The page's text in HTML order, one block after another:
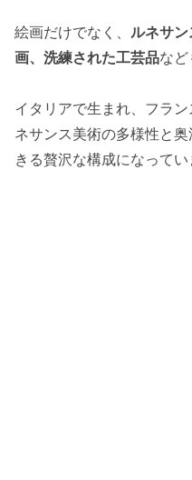
絵画だけでなく、 ルネサ
画、洗練された工芸品など
イタリアで生まれ、フラ
ネサンス美術の多様性と
きる贅沢な構成になってい